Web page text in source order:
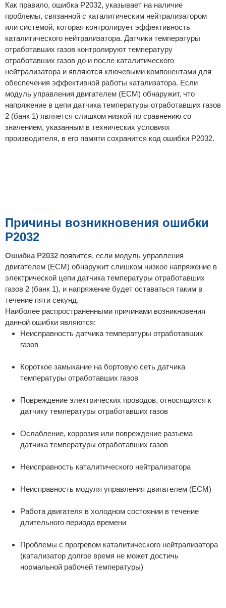
Как правило, ошибка P2032, указывает на наличие
проблемы, связанной с каталитическим нейтрализатором
или системой, которая контролирует эффективность
каталитического нейтрализатора. Датчики температуры
отработавших газов контролируют температуру
отработавших газов до и после каталитического
нейтрализатора и являются ключевыми компонентами для
обеспечения эффективной работы катализатора. Если
модуль управления двигателем (ECM) обнаружит, что
напряжение в цепи датчика температуры отработавших газов
2 (банк 1) является слишком низкой по сравнению со
значением, указанным в технических условиях
производителя, в его памяти сохранится код ошибки P2032.
Причины возникновения ошибки
P2032
Ошибка P2032 появится, если модуль управления
двигателем (ECM) обнаружит слишком низкое напряжение в
электрической цепи датчика температуры отработавших
газов 2 (банк 1), и напряжение будет оставаться таким в
течение пяти секунд.
Наиболее распространенными причинами возникновения
данной ошибки являются:
Неисправность датчика температуры отработавших
газов
Короткое замыкание на бортовую сеть датчика
температуры отработавших газов
Повреждение электрических проводов, относящихся к
датчику температуры отработавших газов
Ослабление, коррозия или повреждение разъема
датчика температуры отработавших газов
Неисправность каталитического нейтрализатора
Неисправность модуля управления двигателем (ECM)
Работа двигателя в холодном состоянии в течение
длительного периода времени
Проблемы с прогревом каталитического нейтрализатора
(катализатор долгое время не может достичь
нормальной рабочей температуры)